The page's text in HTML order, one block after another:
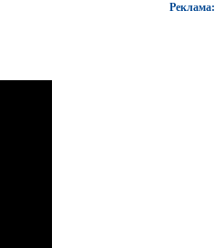
Реклама: